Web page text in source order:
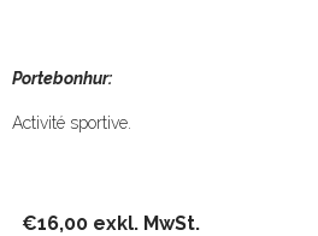
Portebonhur:
Activité sportive.
€16,00 exkl. MwSt.